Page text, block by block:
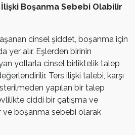
Boşanma Sebebi Olabilir
cinsel şiddet, boşanma için
yer alır. Eşlerden birinin
yollarla cinsel birliktelik talep
Ters ilişki talebi, karşı
yapılan bir talep
ciddi bir çatışma ve
boşanma sebebi olarak